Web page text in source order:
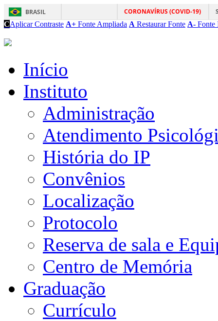
BRASIL CORONAVÍRUS (COVID-19)
CAplicar Contraste A+ Fonte Ampliada A Restaurar Fonte A- Fonte
Início
Instituto
Administração
Atendimento
História do IP
Convênios
Localização
Protocolo
Reserva de sala e
Centro de Memória
Graduação
Currículo